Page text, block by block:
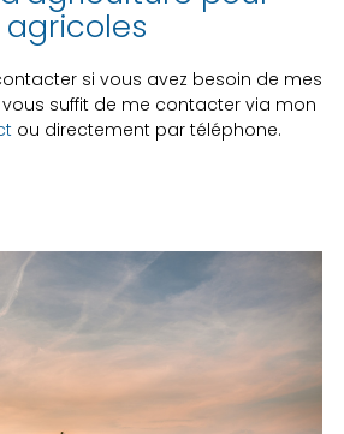
si vous avez besoin de mes
vous suffit de me contacter via mon
ou directement par téléphone.